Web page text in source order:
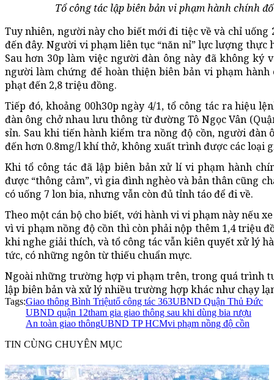
Tổ công tác lập biên bản vi phạm hành chính
Tuy nhiên, người này cho biết mới đi tiệc về và chỉ
đến đây. Người vi phạm liên tục “năn nỉ” lực lượng
Sau hơn 30p làm việc người đàn ông này đã không ký
người làm chứng để hoàn thiện biên bản vi phạm
phạt đến 2,8 triệu đồng.
Tiếp đó, khoảng 00h30p ngày 4/1, tổ công tác ra hiệu
đàn ông chở nhau lưu thông từ đường Tô Ngọc Vân
sỉn. Sau khi tiến hành kiểm tra nồng độ cồn, người đàn
đến hơn 0.8mg/l khí thở, không xuất trình được các loại
Khi tổ công tác đã lập biên bản xử lí vi phạm hành
được “thông cảm”, vì gia đình nghèo và bản thân cũng
có uống 7 lon bia, nhưng vẫn còn đủ tỉnh táo để đi về.
Theo một cán bộ cho biết, với hành vi vi phạm này nếu
vì vi phạm nồng độ cồn thì còn phải nộp thêm 1,4 triệu
khi nghe giải thích, và tổ công tác vẫn kiên quyết xử lý
tức, có những ngôn từ thiếu chuẩn mực.
Ngoài những trường hợp vi phạm trên, trong quá trình
lập biên bản và xử lý nhiều trường hợp khác như chạy
Tags:Giao thông Bình Triệutổ công tác 363UBND Quận Thủ Đức
UBND quận 12tham gia giao thông sau khi dùng bia rượu
An toàn giao thôngUBND TP HCMvi phạm nồng độ cồn
TIN CÙNG CHUYÊN MỤC